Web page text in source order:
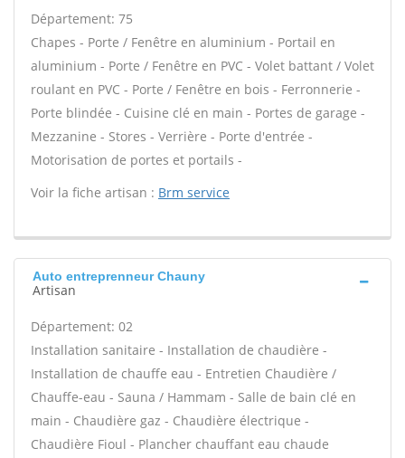
Département: 75
Chapes - Porte / Fenêtre en aluminium - Portail en
aluminium - Porte / Fenêtre en PVC - Volet battant / Volet
roulant en PVC - Porte / Fenêtre en bois - Ferronnerie -
Porte blindée - Cuisine clé en main - Portes de garage -
Mezzanine - Stores - Verrière - Porte d'entrée -
Motorisation de portes et portails -
Voir la fiche artisan : Brm service
Auto entreprenneur Chauny
Artisan
Département: 02
Installation sanitaire - Installation de chaudière -
Installation de chauffe eau - Entretien Chaudière /
Chauffe-eau - Sauna / Hammam - Salle de bain clé en
main - Chaudière gaz - Chaudière électrique -
Chaudière Fioul - Plancher chauffant eau chaude